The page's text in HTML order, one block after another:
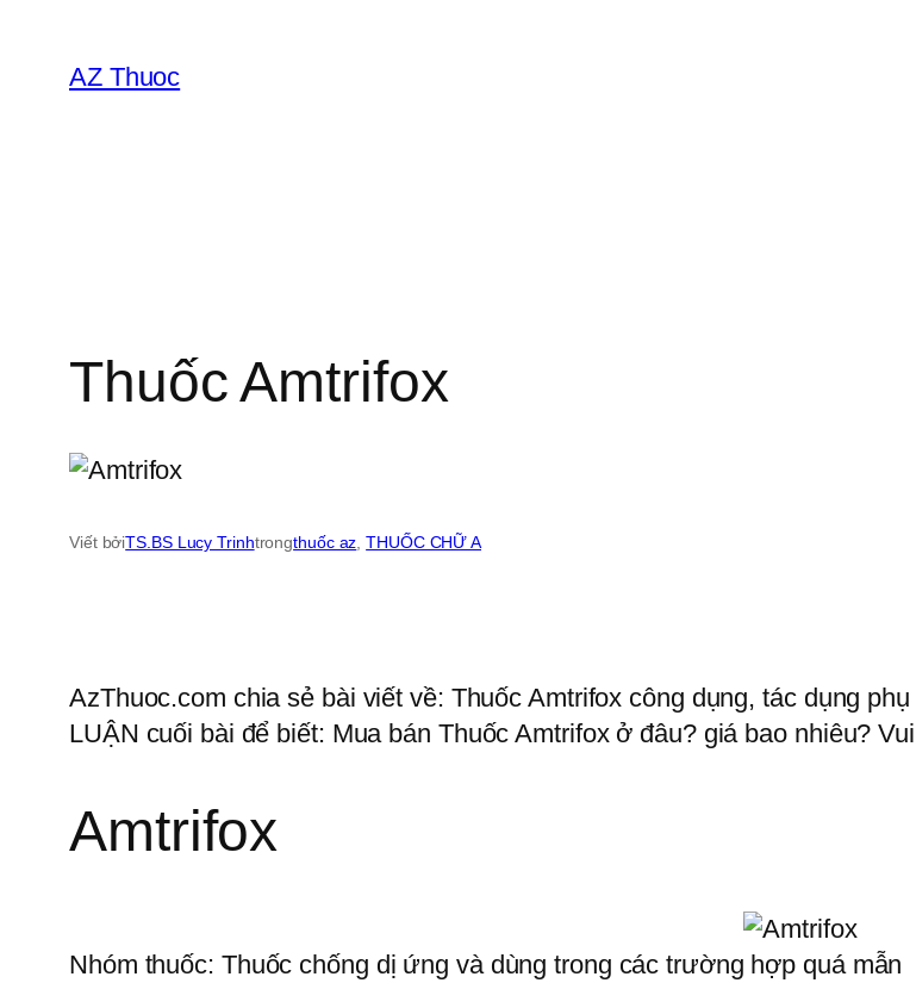
AZ Thuoc
Thuốc Amtrifox
Viết bởiTS.BS Lucy Trinhtrongthuốc az, THUỐC CHỮ A
AzThuoc.com chia sẻ bài viết về: Thuốc Amtrifox công dụng, tác dụng
LUẬN cuối bài để biết: Mua bán Thuốc Amtrifox ở đâu? giá bao nhiêu?
Amtrifox
Nhóm thuốc: Thuốc chống dị ứng và dùng trong các trường hợp quá mẫn